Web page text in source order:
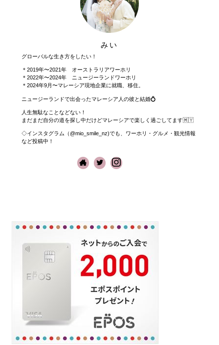
みい
グローバルな生き方をしたい！
＊2019年〜2021年 オーストラリアワーホリ
＊2022年〜2024年 ニュージーランドワーホリ
＊2024年9月〜マレーシア現地企業に就職、移住。
ニュージーランドで出会ったマレーシア人の彼と結婚💍
人生無駄なことなどない！
まだまだ自分の道を探し中だけどマレーシアで楽しく過ごしてます🇲🇾
◇インスタグラム（@mio_smile_nz)でも、ワーホリ・グルメ・観光情報
など投稿中！